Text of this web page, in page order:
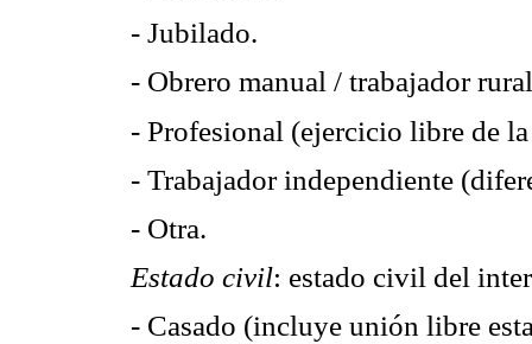
- Jubilado.
- Obrero manual / trabajador
- Profesional (ejercicio libre de
- Trabajador independiente
- Otra.
Estado civil: estado civil del
- Casado (incluye unión libre